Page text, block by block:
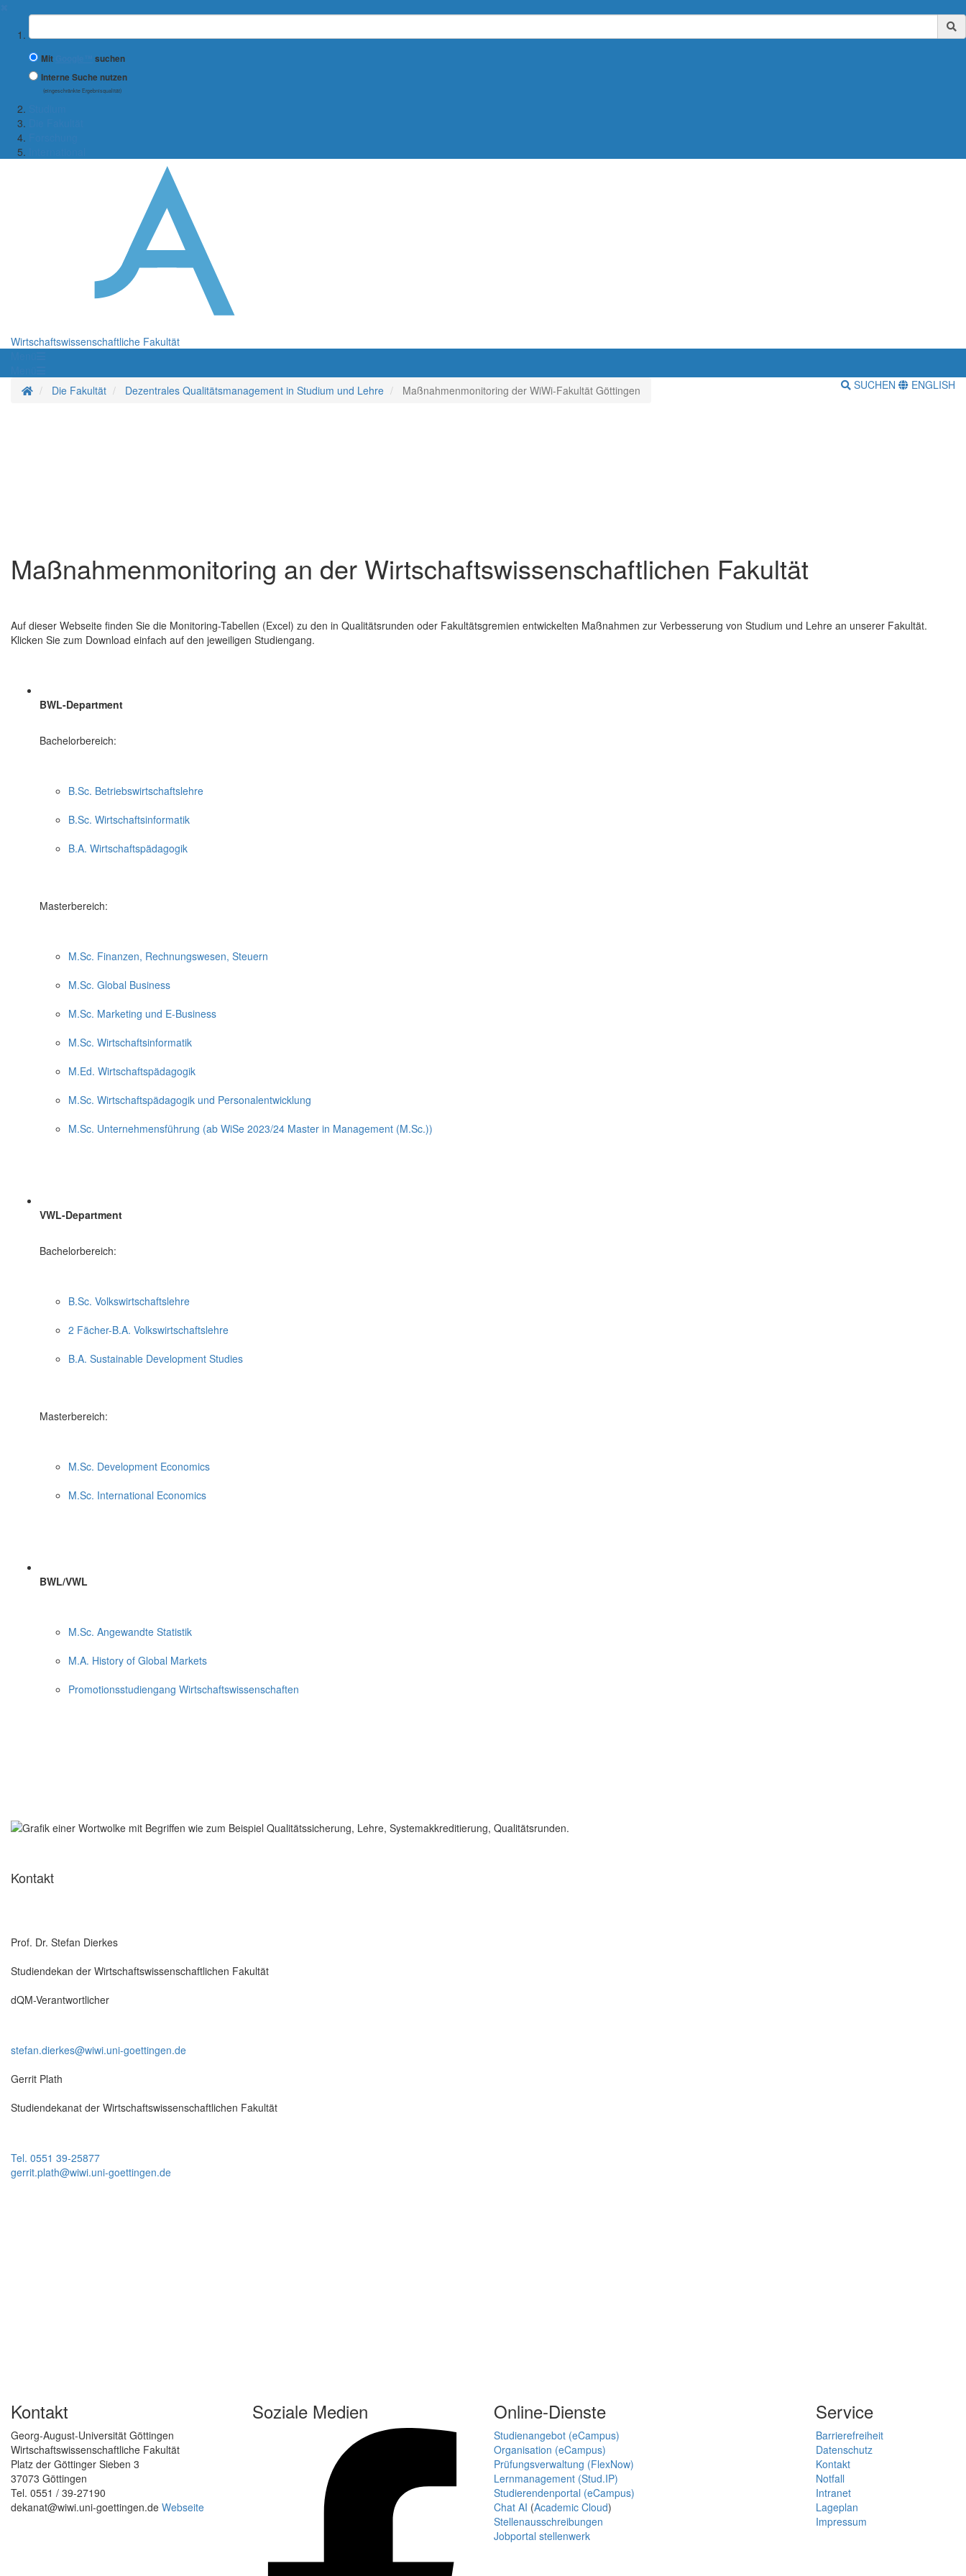
Suchbegriff
Mit
suchen
Interne Suche nutzen
(eingeschränkte Ergebnisqualität)
Wirtschaftswissenschaftliche Fakultät
StartseiteDie Fakultät Dezentrales Qualitätsmanagement in Studium und Lehre Maßnahmenmonitoring der WiWi-Fakultät Göttingen SUCHEN ENGLISH
Maßnahmen­monitoring an der Wirtschafts­wissenschaftlichen Fakultät
Auf dieser Webseite finden Sie die Monitoring-Tabellen (Excel) zu den in Qualitätsrunden oder Fakultätsgremien entwickelten Maßnahmen zur Verbesserung von Studium und Lehre an unserer Fakultät.
Klicken Sie zum Download einfach auf den jeweiligen Studiengang.
BWL-Department
Bachelorbereich:
B.Sc. Betriebswirtschaftslehre
B.Sc. Wirtschaftsinformatik
B.A. Wirtschaftspädagogik
Masterbereich:
M.Sc. Finanzen, Rechnungswesen, Steuern
M.Sc. Global Business
M.Sc. Marketing und E-Business
M.Sc. Wirtschaftsinformatik
M.Ed. Wirtschaftspädagogik
M.Sc. Wirtschaftspädagogik und Personalentwicklung
M.Sc. Unternehmensführung (ab WiSe 2023/24 Master in Management (M.Sc.))
VWL-Department
Bachelorbereich:
B.Sc. Volkswirtschaftslehre
2 Fächer-B.A. Volkswirtschaftslehre
B.A. Sustainable Development Studies
Masterbereich:
M.Sc. Development Economics
M.Sc. International Economics
BWL/VWL
M.Sc. Angewandte Statistik
M.A. History of Global Markets
Promotionsstudiengang Wirtschaftswissenschaften
Kontakt
Prof. Dr. Stefan Dierkes
Studiendekan der Wirtschaftswissenschaftlichen Fakultät
dQM-Verantwortlicher
stefan.dierkes@wiwi.uni-goettingen.de
Gerrit Plath
Studiendekanat der Wirtschaftswissenschaftlichen Fakultät
Tel. 0551 39-25877
gerrit.plath@wiwi.uni-goettingen.de
Kontakt
Georg-August-Universität Göttingen
Wirtschaftswissenschaftliche Fakultät
Platz der Göttinger Sieben 3
37073 Göttingen
Tel. 0551 / 39-27190
dekanat@wiwi.uni-goettingen.de Webseite
Soziale Medien Online-Dienste
Studienangebot (eCampus)
Organisation (eCampus)
Prüfungsverwaltung (FlexNow)
Lernmanagement (Stud.IP)
Studierendenportal (eCampus)
Chat AI (Academic Cloud)
Stellenausschreibungen
Jobportal stellenwerk
Service
Barrierefreiheit
Datenschutz
Kontakt
Notfall
Intranet
Lageplan
Impressum